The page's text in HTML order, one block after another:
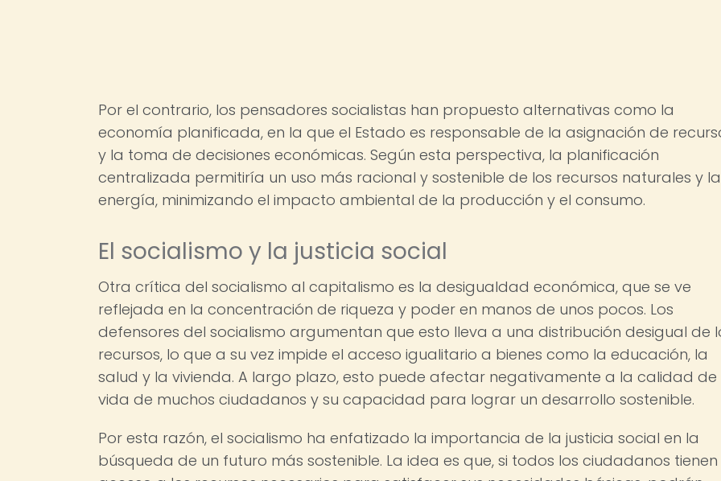
Por el contrario, los pensadores socialistas han propuesto alternativas como la
economía planificada, en la que el Estado es responsable de la asignación de
y la toma de decisiones económicas. Según esta perspectiva, la planificación
centralizada permitiría un uso más racional y sostenible de los recursos naturales y la
energía, minimizando el impacto ambiental de la producción y el consumo.
El socialismo y la justicia social
Otra crítica del socialismo al capitalismo es la desigualdad económica, que se ve
reflejada en la concentración de riqueza y poder en manos de unos pocos. Los
defensores del socialismo argumentan que esto lleva a una distribución desigual de
recursos, lo que a su vez impide el acceso igualitario a bienes como la educación, la
salud y la vivienda. A largo plazo, esto puede afectar negativamente a la calidad de
vida de muchos ciudadanos y su capacidad para lograr un desarrollo sostenible.
Por esta razón, el socialismo ha enfatizado la importancia de la justicia social en la
búsqueda de un futuro más sostenible. La idea es que, si todos los ciudadanos tienen